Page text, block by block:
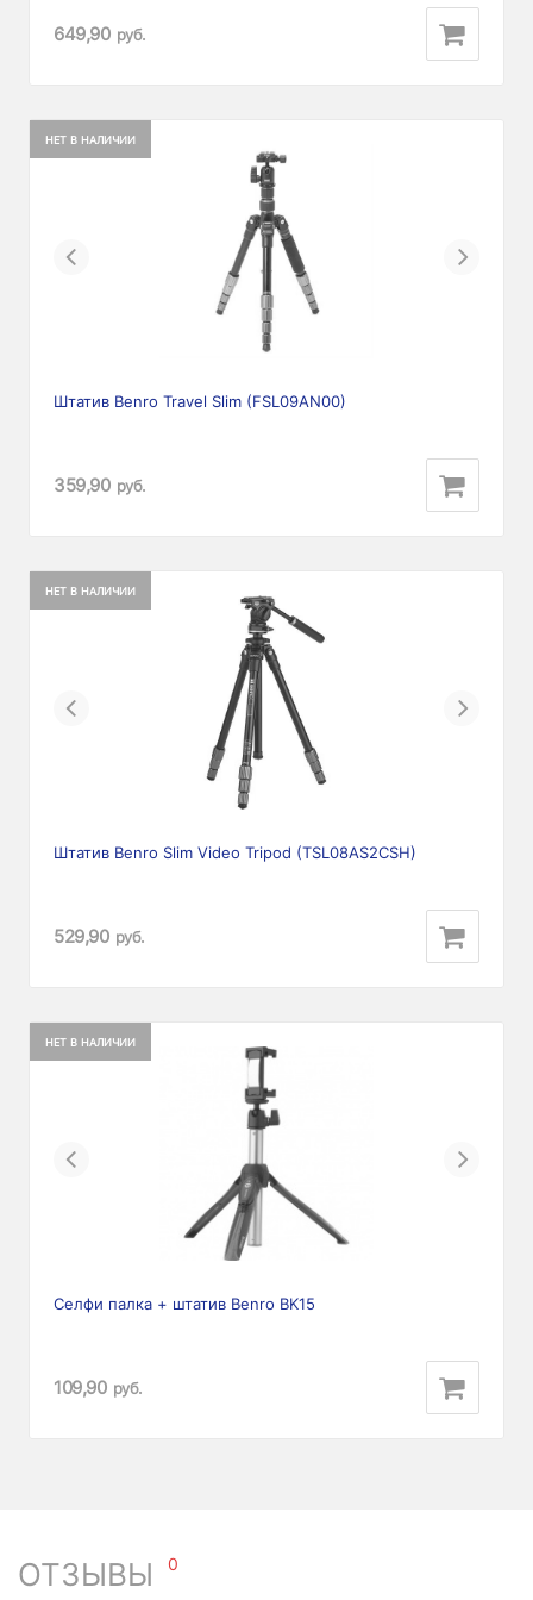
649,90 руб.
НЕТ В НАЛИЧИИ
Previous Next
Штатив Benro Travel Slim (FSL09AN00)
359,90 руб.
НЕТ В НАЛИЧИИ
Previous Next
Штатив Benro Slim Video Tripod (TSL08AS2CSH)
529,90 руб.
НЕТ В НАЛИЧИИ
Previous Next
Селфи палка + штатив Benro BK15
109,90 руб.
ОТЗЫВЫ 0